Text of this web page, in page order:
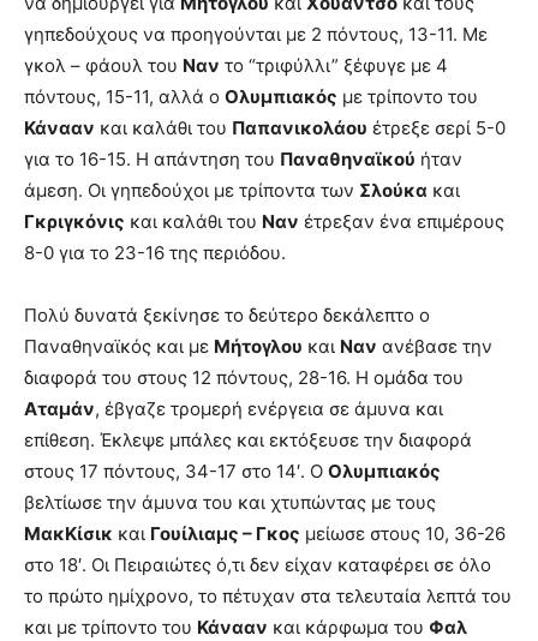
γηπεδούχους να προηγούνται με 2 πόντους, 13-11. Με
γκολ – φάουλ του Ναν το “τριφύλλι” ξέφυγε με 4
πόντους, 15-11, αλλά ο Ολυμπιακός με τρίποντο του
Κάνααν και καλάθι του Παπανικολάου έτρεξε σερί 5-0
για το 16-15. Η απάντηση του Παναθηναϊκού ήταν
άμεση. Οι γηπεδούχοι με τρίποντα των Σλούκα και
Γκριγκόνις και καλάθι του Ναν έτρεξαν ένα επιμέρους
8-0 για το 23-16 της περιόδου.
Πολύ δυνατά ξεκίνησε το δεύτερο δεκάλεπτο ο
Παναθηναϊκός και με Μήτογλου και Ναν ανέβασε την
διαφορά του στους 12 πόντους, 28-16. Η ομάδα του
Αταμάν, έβγαζε τρομερή ενέργεια σε άμυνα και
επίθεση. Έκλεψε μπάλες και εκτόξευσε την διαφορά
στους 17 πόντους, 34-17 στο 14′. Ο Ολυμπιακός
βελτίωσε την άμυνα του και χτυπώντας με τους
ΜακΚίσικ και Γουίλιαμς – Γκος μείωσε στους 10, 36-26
στο 18′. Οι Πειραιώτες ό,τι δεν είχαν καταφέρει σε όλο
το πρώτο ημίχρονο, το πέτυχαν στα τελευταία λεπτά του
και με τρίποντο του Κάνααν και κάρφωμα του Φαλ